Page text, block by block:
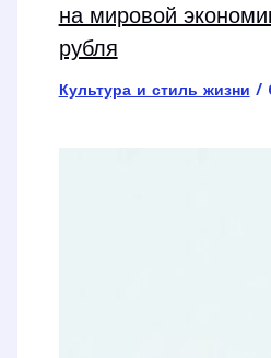
на мировой
рубля
Культура и стиль жизни /